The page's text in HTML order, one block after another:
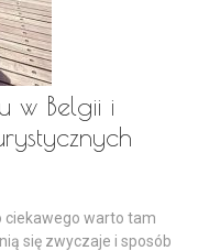
w Belgii i
ciekawego warto tam
się zwyczaje i sposób